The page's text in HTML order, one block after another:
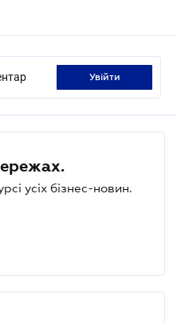
увійти
усіх бізнес-новин.